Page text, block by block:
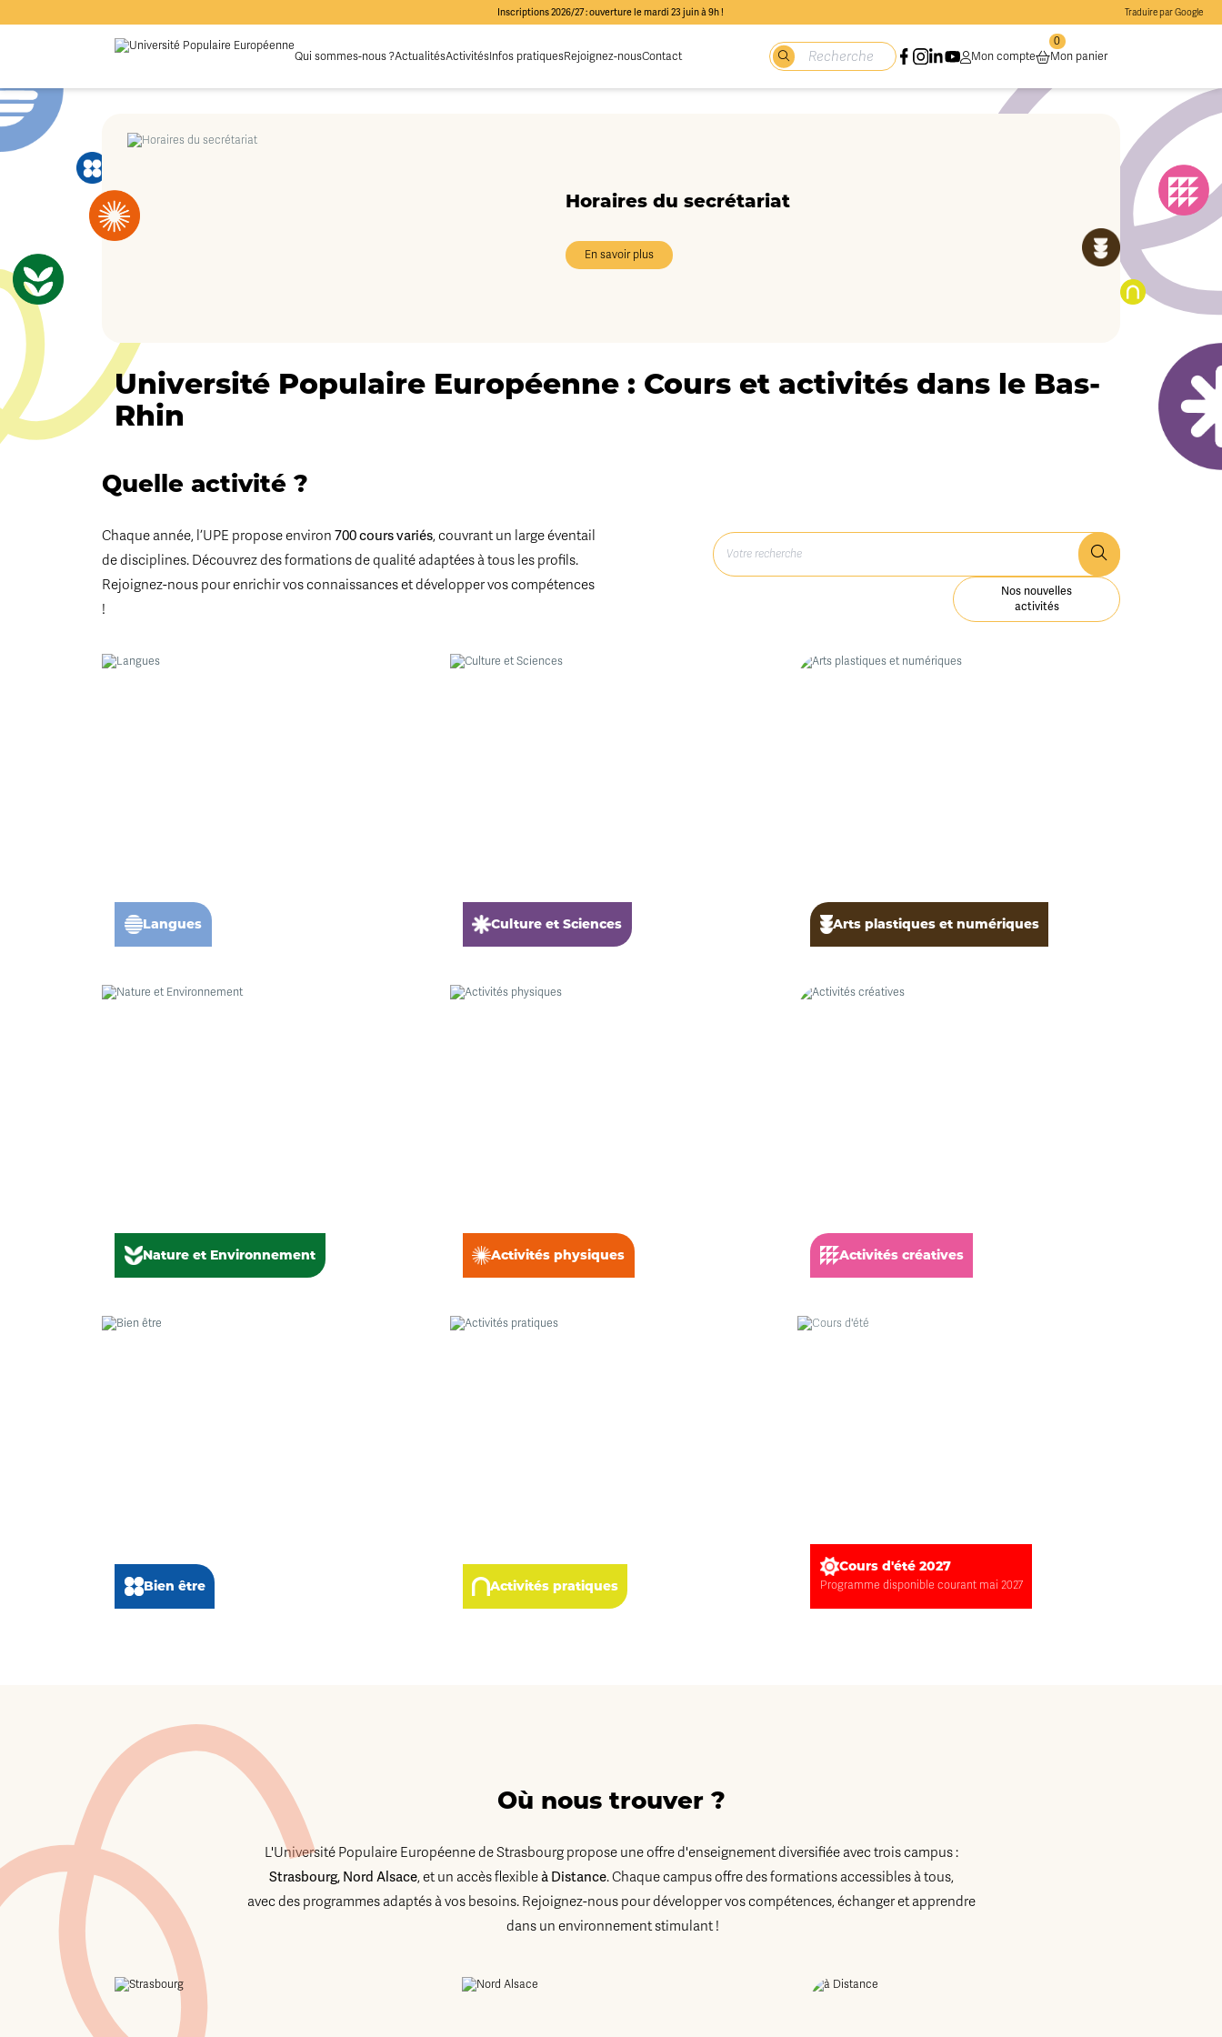
Inscriptions 2026/27 : ouverture le mardi 23 juin à 9h ! Traduire par Google
Qui sommes-nous ?ActualitésActivitésInfos pratiquesRejoignez-nousContact Mon compte Mon panier
0
Horaires du secrétariat
En savoir plus
Université Populaire Européenne : Cours et activités dans le Bas-
Rhin
Quelle activité ?
Chaque année, l’UPE propose environ 700 cours variés, couvrant un large éventail
de disciplines. Découvrez des formations de qualité adaptées à tous les profils.
Rejoignez-nous pour enrichir vos connaissances et développer vos compétences
!
Nos nouvelles
activités
Langues Culture et Sciences Arts plastiques et numériques
Nature et Environnement Activités physiques Activités créatives
Bien être Activités pratiques
Cours d'été 2027
Programme disponible courant mai 2027
Où nous trouver ?
L'Université Populaire Européenne de Strasbourg propose une offre d'enseignement diversifiée avec trois campus :
Strasbourg, Nord Alsace, et un accès flexible à Distance. Chaque campus offre des formations accessibles à tous,
avec des programmes adaptés à vos besoins. Rejoignez-nous pour développer vos compétences, échanger et apprendre
dans un environnement stimulant !